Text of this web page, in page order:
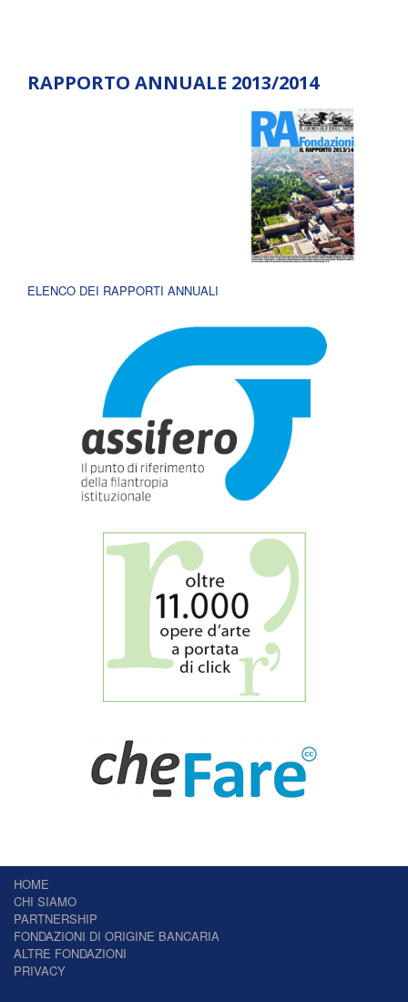
RAPPORTO ANNUALE 2013/2014
ELENCO DEI RAPPORTI ANNUALI
HOME
CHI SIAMO
PARTNERSHIP
FONDAZIONI DI ORIGINE BANCARIA
ALTRE FONDAZIONI
PRIVACY